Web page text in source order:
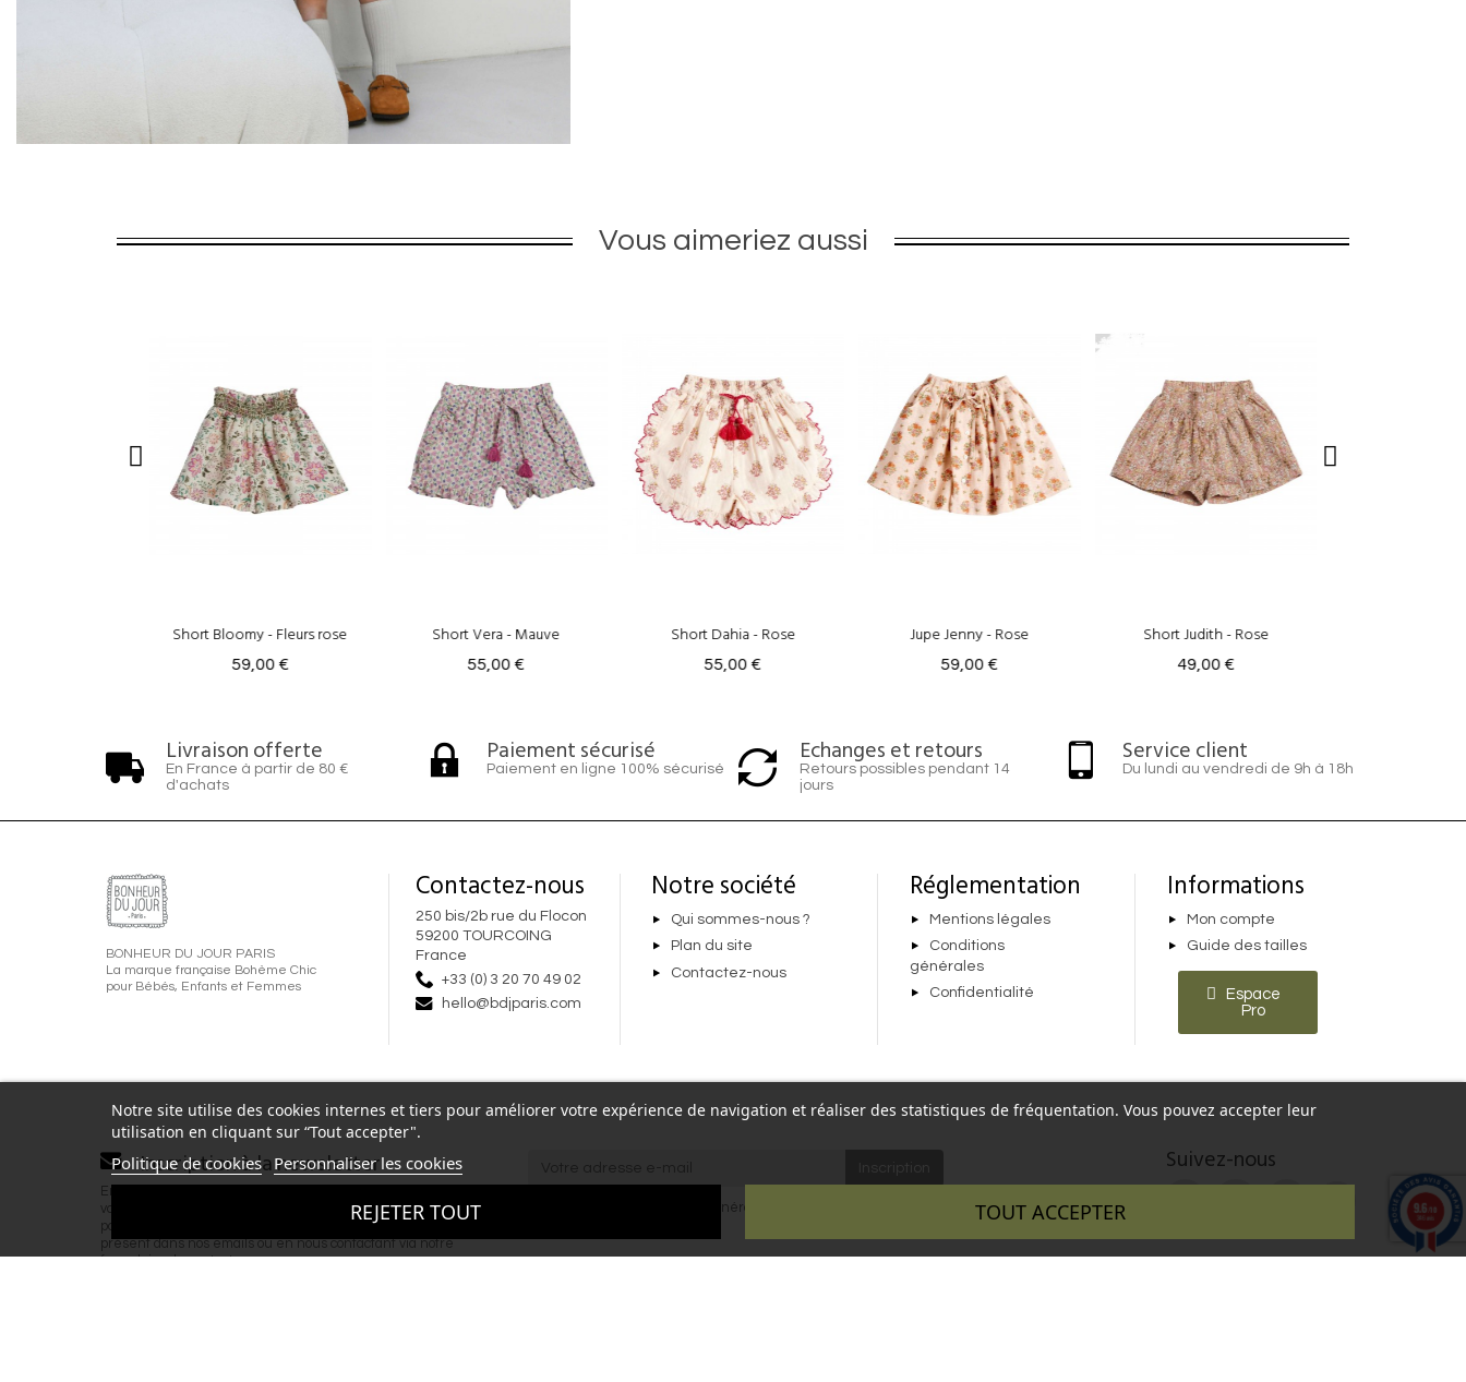
Vous aimeriez aussi
Short Vera - Mauve
55,00 €
Short Dahia - Rose
55,00 €
Jupe Jenny - Rose
59,00 €
Short Judith - Rose
49,00 €
Short Judith - Arushi Vert
49,00 €
Livraison offerte
En France à partir de 80 €
d'achats
Paiement sécurisé
Paiement en ligne 100% sécurisé
Echanges et retours
Retours possibles pendant 14
jours
Service client
Du lundi au vendredi de 9h à 18h
BONHEUR DU JOUR PARIS
La marque française Bohème Chic
pour Bébés, Enfants et Femmes
Contactez-nous
250 bis/2b rue du Flocon
59200 TOURCOING
France
+33 (0) 3 20 70 49 02
hello@bdjparis.com
Notre société
Qui sommes-nous ?
Plan du site
Contactez-nous
Réglementation
Mentions légales
Conditions
générales
Confidentialité
Informations
Mon compte
Guide des tailles
Espace
Pro
Notre site utilise des cookies internes et tiers pour améliorer votre expérience de navigation et réaliser des statistiques de fréquentation. Vous pouvez accepter leur
utilisation en cliquant sur “Tout accepter".
Politique de cookies Personnaliser les cookies
REJETER TOUT TOUT ACCEPTER
Inscription à la newsletter
En renseignant votre adresse email et en validant ce formulaire,
vous acceptez de recevoir la newsletter de Bonheur du Jour Paris
par email. Vous pouvez vous désinscrire à tout moment via le lien
présent dans nos emails ou en nous contactant via notre
formulaire de contact.
conditions générales
Suivez-nous
9.6 /10
346 avis